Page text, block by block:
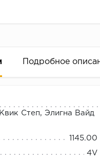
Подробное
Степ, Элигна Вайд
1145.00
4V
поверхности,